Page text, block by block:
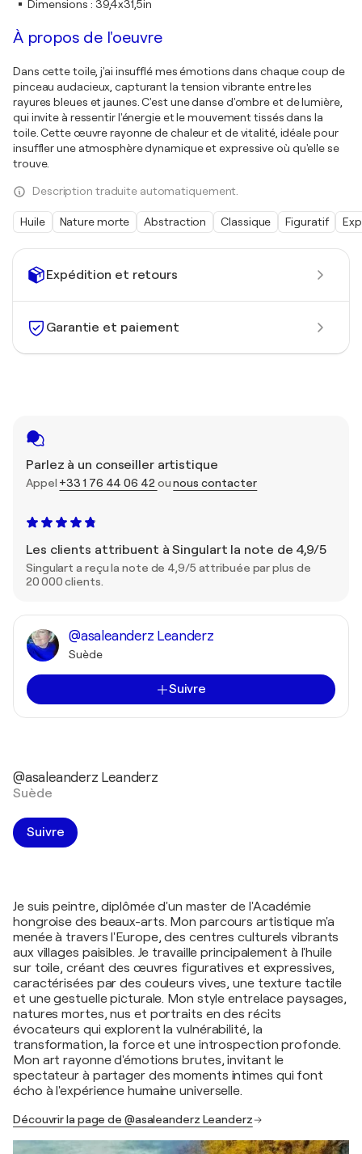
Expédition et retours
Garantie et paiement
Parlez à un conseiller artistique
Appel +33 1 76 44 06 42ounous contacter
Les clients attribuent à Singulart la note de 4,9/5
Singulart a reçu la note de 4,9/5 attribuée par plus de
20 000 clients.
@asaleanderz Leanderz
Suède
Suivre
Dimensions : 39,4x31,5in
À propos de l'oeuvre
Dans cette toile, j'ai insufflé mes émotions dans chaque coup de
pinceau audacieux, capturant la tension vibrante entre les
rayures bleues et jaunes. C'est une danse d'ombre et de lumière,
qui invite à ressentir l'énergie et le mouvement tissés dans la
toile. Cette œuvre rayonne de chaleur et de vitalité, idéale pour
insuffler une atmosphère dynamique et expressive où qu'elle se
trouve.
Description traduite automatiquement.
Huile Nature morte Abstraction Classique Figuratif
@asaleanderz Leanderz
Suède
Suivre
Je suis peintre, diplômée d'un master de l'Académie
hongroise des beaux-arts. Mon parcours artistique m'a
menée à travers l'Europe, des centres culturels vibrants
aux villages paisibles. Je travaille principalement à l'huile
sur toile, créant des œuvres figuratives et expressives,
caractérisées par des couleurs vives, une texture tactile
et une gestuelle picturale. Mon style entrelace paysages,
natures mortes, nus et portraits en des récits
évocateurs qui explorent la vulnérabilité, la
transformation, la force et une introspection profonde.
Mon art rayonne d'émotions brutes, invitant le
spectateur à partager des moments intimes qui font
écho à l'expérience humaine universelle.
Découvrir la page de @asaleanderz Leanderz